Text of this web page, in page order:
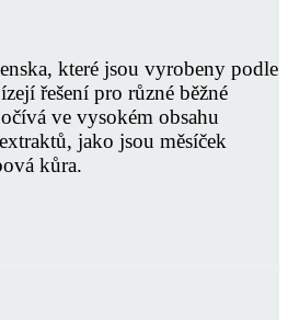
které jsou vyrobeny podle
řešení pro různé běžné
ve vysokém obsahu
jako jsou měsíček
kůra.